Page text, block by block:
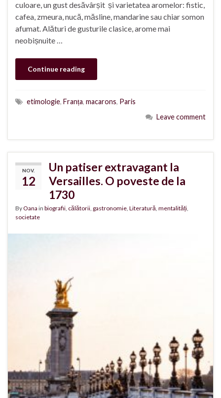
culoare, un gust desăvârșit și varietatea aromelor: fistic,
cafea, zmeura, nucă, măsline, mandarine sau chiar somon
afumat. Alături de gusturile clasice, arome mai
neobișnuite …
Continue reading
etimologie, Franța, macarons, Paris
Leave comment
NOV.
12
Un patiser extravagant la
Versailles. O poveste de la
1730
ByOana in biografii călătorii gastronomie Literatură mentalități
societate